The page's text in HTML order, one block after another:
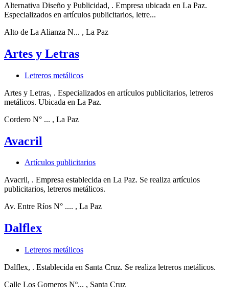
Alternativa Diseño y Publicidad, . Empresa ubicada en La Paz.
Especializados en artículos publicitarios, letre...
Alto de La Alianza N... , La Paz
Artes y Letras
Letreros metálicos
Artes y Letras, . Especializados en artículos publicitarios, letreros
metálicos. Ubicada en La Paz.
Cordero N° ... , La Paz
Avacril
Artículos publicitarios
Avacril, . Empresa establecida en La Paz. Se realiza artículos
publicitarios, letreros metálicos.
Av. Entre Ríos N° .... , La Paz
Dalflex
Letreros metálicos
Dalflex, . Establecida en Santa Cruz. Se realiza letreros metálicos.
Calle Los Gomeros Nº... , Santa Cruz